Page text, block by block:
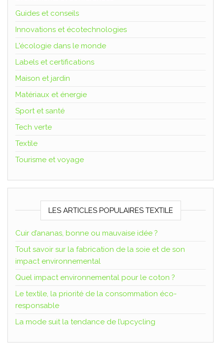
Guides et conseils
Innovations et écotechnologies
L'écologie dans le monde
Labels et certifications
Maison et jardin
Matériaux et énergie
Sport et santé
Tech verte
Textile
Tourisme et voyage
LES ARTICLES POPULAIRES TEXTILE
Cuir d’ananas, bonne ou mauvaise idée ?
Tout savoir sur la fabrication de la soie et de son
impact environnemental
Quel impact environnemental pour le coton ?
Le textile, la priorité de la consommation éco-
responsable
La mode suit la tendance de l’upcycling